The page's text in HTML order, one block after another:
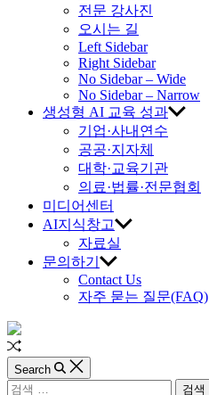
진
원
전문 강사진
오시는 길
Left Sidebar
Right Sidebar
No Sidebar – Wide
No Sidebar – Narrow
생성형 AI 교육 성과
기업·사내연수
공공·지자체
대학·교육기관
의료·법률·전문협회
미디어센터
AI지식창고
자료실
문의하기
Contact Us
자주 묻는 질문(FAQ)
Random
Article
Search
검